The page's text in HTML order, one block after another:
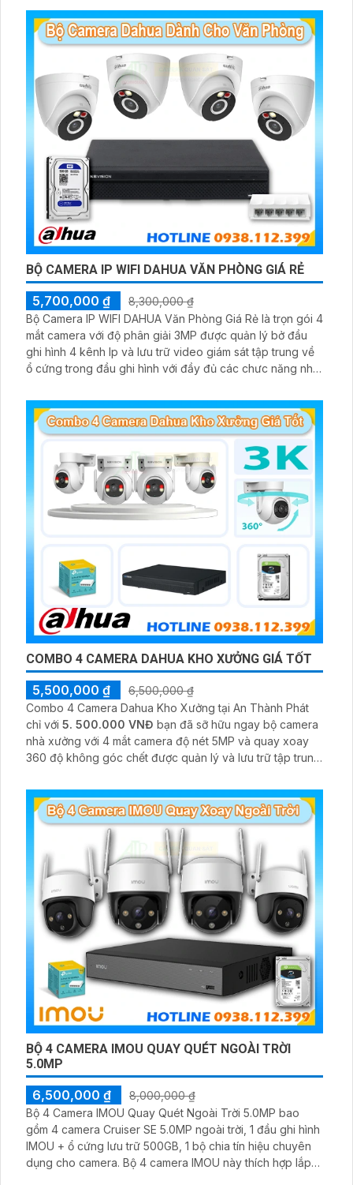
BỘ CAMERA IP WIFI DAHUA VĂN PHÒNG GIÁ RẺ
5,700,000 ₫
8,300,000 ₫
Bộ Camera IP WIFI DAHUA Văn Phòng Giá Rẻ là trọn gói 4
mắt camera với độ phân giải 3MP được quản lý bở đầu
ghi hình 4 kênh Ip và lưu trữ video giám sát tập trung về
ổ cứng trong đầu ghi hình với đầy đủ các chưc năng như
giám sát có màu vào ban đêm
COMBO 4 CAMERA DAHUA KHO XƯỞNG GIÁ TỐT
5,500,000 ₫
6,500,000 ₫
Combo 4 Camera Dahua Kho Xưởng tại An Thành Phát
chỉ với 5. 500.000 VNĐ bạn đã sỡ hữu ngay bộ camera
nhà xưởng với 4 mắt camera độ nét 5MP và quay xoay
360 độ không góc chết được quản lý và lưu trữ tập trung
BỘ 4 CAMERA IMOU QUAY QUÉT NGOÀI TRỜI
5.0MP
6,500,000 ₫
8,000,000 ₫
Bộ 4 Camera IMOU Quay Quét Ngoài Trời 5.0MP bao
gồm 4 camera Cruiser SE 5.0MP ngoài trời, 1 đầu ghi hình
IMOU + ổ cứng lưu trữ 500GB, 1 bộ chia tín hiệu chuyên
dụng cho camera. Bộ 4 camera IMOU này thích hợp lắp